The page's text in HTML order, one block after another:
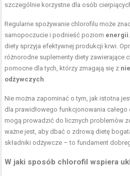
szczególnie korzystne dla osób
Regularne spożywanie chlorofilu może
samopoczucie i podnieść poziom energii
diety sprzyja efektywnej produkcji krwi.
różnorodne suplementy diety zawierające
pomocne dla tych, którzy zmagają się z
odżywczych
Nie można zapominać o tym, jak istotna
dla prawidłowego funkcjonowania całego
mogą prowadzić do licznych problemów
ważne jest, aby dbać o zdrową dietę
składniki odżywcze – to fundament
W jaki sposób chlorofil wspiera